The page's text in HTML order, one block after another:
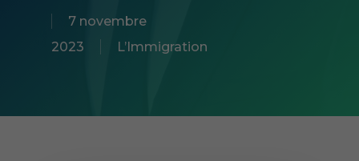
7 novembre
2023
L’Immigration